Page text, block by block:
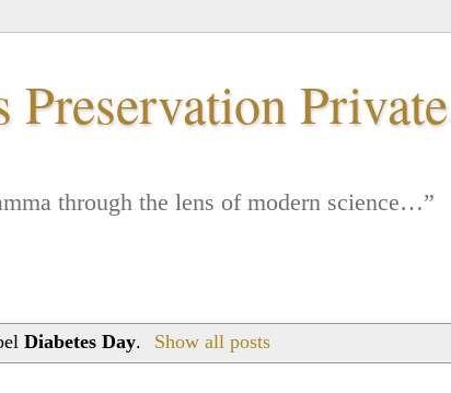
through the lens of modern science…”
Diabetes Day. Show all posts